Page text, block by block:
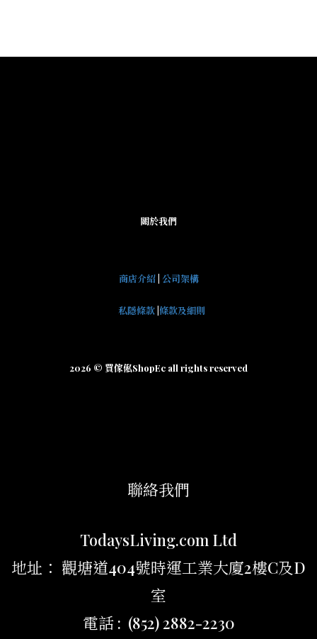
關於我們
商店介紹| 公司架構
私隱條款 條款及細則
2026 © 買傢俬ShopEc all rights reserved
聯絡我們
TodaysLiving.com Ltd
地址： 觀塘道404號時運工業大廈2樓C及D
室
電話 : (852) 2882-2230